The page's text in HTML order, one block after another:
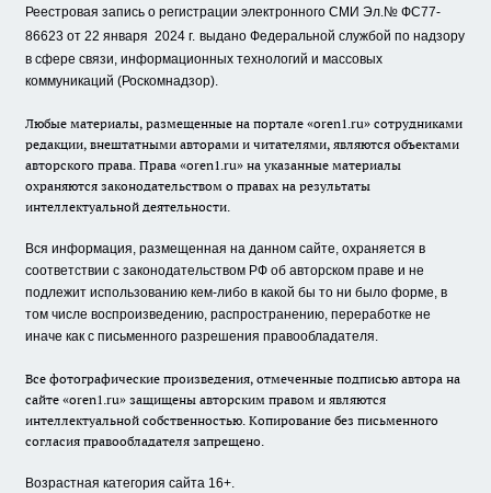
Реестровая запись о регистрации электронного СМИ Эл.№ ФС77-
86623 от 22 января 2024 г. выдано Федеральной службой по надзору
в сфере связи, информационных технологий и массовых
коммуникаций (Роскомнадзор).
Любые материалы, размещенные на портале «oren1.ru» сотрудниками
редакции, внештатными авторами и читателями, являются объектами
авторского права. Права «oren1.ru» на указанные материалы
охраняются законодательством о правах на результаты
интеллектуальной деятельности.
Вся информация, размещенная на данном сайте, охраняется в
соответствии с законодательством РФ об авторском праве и не
подлежит использованию кем-либо в какой бы то ни было форме, в
том числе воспроизведению, распространению, переработке не
иначе как с письменного разрешения правообладателя.
Все фотографические произведения, отмеченные подписью автора на
сайте «oren1.ru» защищены авторским правом и являются
интеллектуальной собственностью. Копирование без письменного
согласия правообладателя запрещено.
Возрастная категория сайта 16+.